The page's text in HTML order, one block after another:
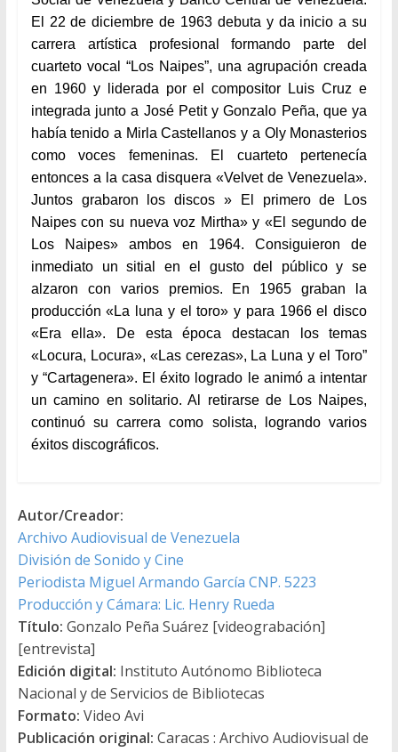
El 22 de diciembre de 1963 debuta y da inicio a su
carrera artística profesional formando parte del
cuarteto vocal “Los Naipes”, una agrupación creada
en 1960 y liderada por el compositor Luis Cruz e
integrada junto a José Petit y Gonzalo Peña, que ya
había tenido a Mirla Castellanos y a Oly Monasterios
como voces femeninas. El cuarteto pertenecía
entonces a la casa disquera «Velvet de Venezuela».
Juntos grabaron los discos » El primero de Los
Naipes con su nueva voz Mirtha» y «El segundo de
Los Naipes» ambos en 1964. Consiguieron de
inmediato un sitial en el gusto del público y se
alzaron con varios premios. En 1965 graban la
producción «La luna y el toro» y para 1966 el disco
«Era ella». De esta época destacan los temas
«Locura, Locura», «Las cerezas», La Luna y el Toro”
y “Cartagenera». El éxito logrado le animó a intentar
un camino en solitario. Al retirarse de Los Naipes,
continuó su carrera como solista, logrando varios
éxitos discográficos.
Autor/Creador:
Archivo Audiovisual de Venezuela
División de Sonido y Cine
Periodista Miguel Armando García CNP. 5223
Producción y Cámara: Lic. Henry Rueda
Título: Gonzalo Peña Suárez [videograbación]
[entrevista]
Edición digital: Instituto Autónomo Biblioteca
Nacional y de Servicios de Bibliotecas
Formato: Video Avi
Publicación original: Caracas : Archivo Audiovisual de